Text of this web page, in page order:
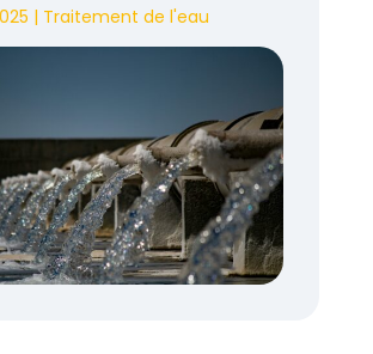
| Traitement de l'eau